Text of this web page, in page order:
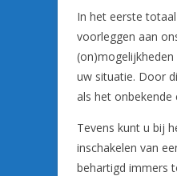
In het eerste
voorleggen aan
uw situatie. Door
als het onbekende
Tevens kunt u bij
inschakelen van
behartigd immers